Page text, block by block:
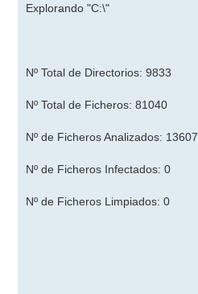
Explorando "C:\"
Nº Total de Directorios: 9833
Nº Total de Ficheros: 81040
Nº de Ficheros Analizados: 13607
Nº de Ficheros Infectados: 0
Nº de Ficheros Limpiados: 0